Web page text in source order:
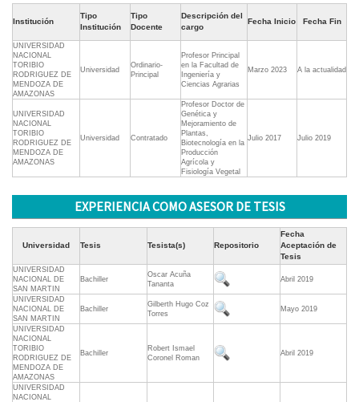
Institución
Tipo
Institución
Tipo
Docente
Descripción del
cargo
Fecha Inicio Fecha Fin
UNIVERSIDAD
NACIONAL
TORIBIO
RODRIGUEZ DE
MENDOZA DE
AMAZONAS
Universidad
Ordinario-
Principal
Profesor Principal
en la Facultad de
Ingeniería y
Ciencias Agrarias
Marzo 2023 A la actualidad
UNIVERSIDAD
NACIONAL
TORIBIO
RODRIGUEZ DE
MENDOZA DE
AMAZONAS
Universidad Contratado
Profesor Doctor de
Genética y
Mejoramiento de
Plantas,
Biotecnología en la
Producción
Agrícola y
Fisiología Vegetal
Julio 2017 Julio 2019
EXPERIENCIA COMO ASESOR DE TESIS
Universidad Tesis Tesista(s) Repositorio
Fecha
Aceptación de
Tesis
UNIVERSIDAD
NACIONAL DE
SAN MARTIN
Bachiller
Oscar Acuña
Tananta
Abril 2019
UNIVERSIDAD
NACIONAL DE
SAN MARTIN
Bachiller
Gilberth Hugo Coz
Torres
Mayo 2019
UNIVERSIDAD
NACIONAL
TORIBIO
RODRIGUEZ DE
MENDOZA DE
AMAZONAS
Bachiller
Robert Ismael
Coronel Roman
Abril 2019
UNIVERSIDAD
NACIONAL